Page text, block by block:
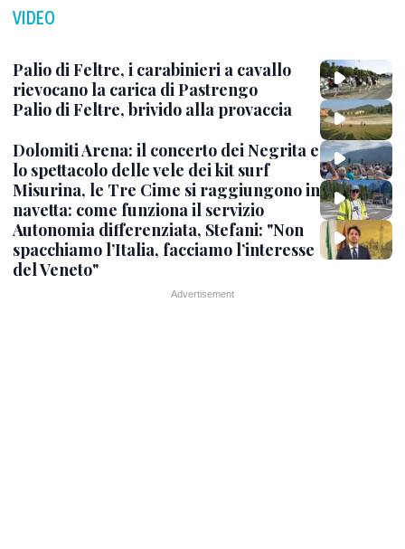
VIDEO
Palio di Feltre, i carabinieri a cavallo
rievocano la carica di Pastrengo
Palio di Feltre, brivido alla provaccia
Dolomiti Arena: il concerto dei Negrita e
lo spettacolo delle vele dei kit surf
Misurina, le Tre Cime si raggiungono in
navetta: come funziona il servizio
Autonomia differenziata, Stefani: "Non
spacchiamo l’Italia, facciamo l’interesse
del Veneto"